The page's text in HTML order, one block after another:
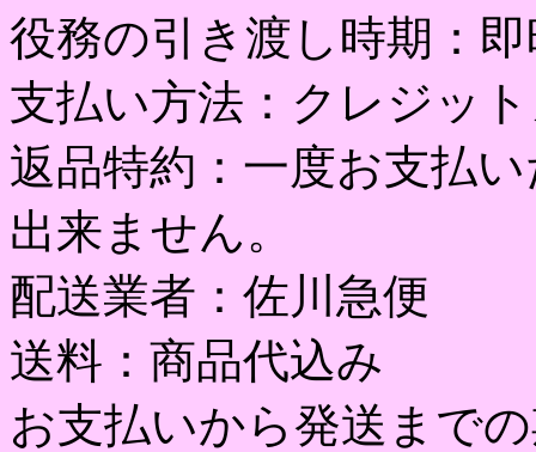
役務の引き渡し時期：
支払い方法：クレジッ
返品特約：一度お支払
出来ません。
配送業者：佐川急便
送料：商品代込み
お支払いから発送まで